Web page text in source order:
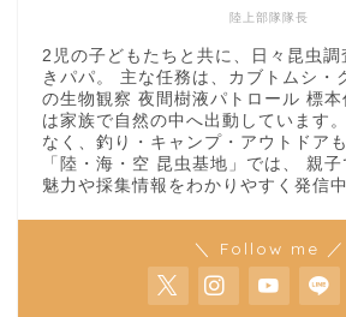
陸上部隊隊長
2児の子どもたちと共に、日々昆虫
きパパ。 主な任務は、カブトムシ・
の生物観察 夜間樹液パトロール 標本
は家族で自然の中へ出動しています
なく、釣り・キャンプ・アウトドア
「陸・海・空 昆虫基地」では、 親
魅力や採集情報をわかりやすく発信中
＼ Follow me ／